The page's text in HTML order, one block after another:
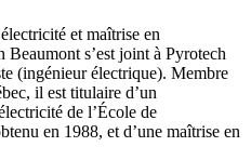
et maîtrise en
Beaumont s’est joint à Pyrotech
(ingénieur électrique). Membre
il est titulaire d’un
de l’École de
en 1988, et d’une maîtrise en